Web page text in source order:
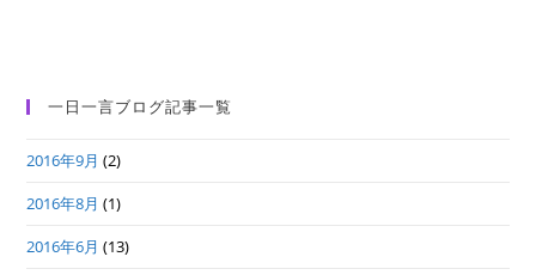
一日一言ブログ記事一覧
2016年9月 (2)
2016年8月 (1)
2016年6月 (13)